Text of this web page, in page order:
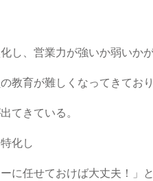
し、営業力が強いか弱いか
教育が難しくなってきており
てきている。
化し
に任せておけば大丈夫！」